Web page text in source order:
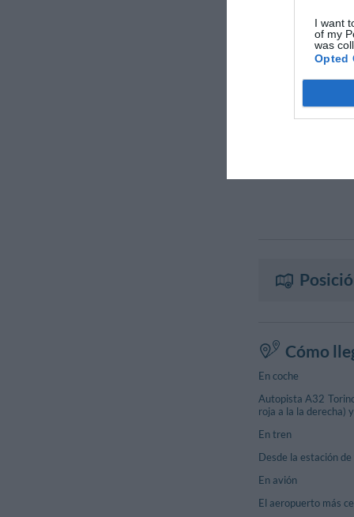
I want
of my
was
Opted
Cómo
En coche
Autopista A32
roja a la la derecha)
En tren
Desde la estación
En avión
El aeropuerto más